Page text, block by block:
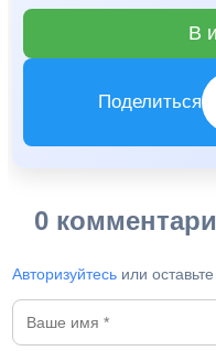
В
Поделиться
0
Авторизуйтесь или